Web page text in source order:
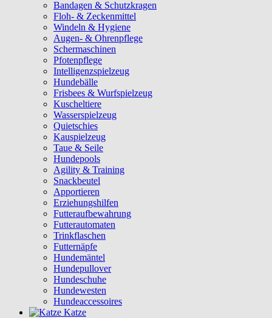
Bandagen & Schutzkragen
Floh- & Zeckenmittel
Windeln & Hygiene
Augen- & Ohrenpflege
Schermaschinen
Pfotenpflege
Intelligenzspielzeug
Hundebälle
Frisbees & Wurfspielzeug
Kuscheltiere
Wasserspielzeug
Quietschies
Kauspielzeug
Taue & Seile
Hundepools
Agility & Training
Snackbeutel
Apportieren
Erziehungshilfen
Futteraufbewahrung
Futterautomaten
Trinkflaschen
Futternäpfe
Hundemäntel
Hundepullover
Hundeschuhe
Hundewesten
Hundeaccessoires
Katze